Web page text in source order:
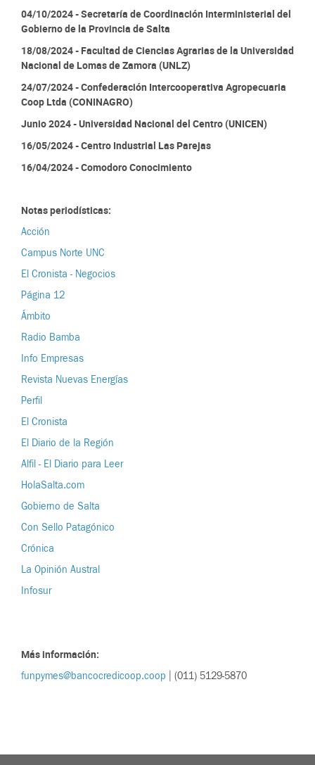
04/10/2024 - Secretaría de Coordinación Interministerial del
Gobierno de la Provincia de Salta
18/08/2024 - Facultad de Ciencias Agrarias de la Universidad
Nacional de Lomas de Zamora (UNLZ)
24/07/2024 - Confederación Intercooperativa Agropecuaria
Coop Ltda (CONINAGRO)
Junio 2024 - Universidad Nacional del Centro (UNICEN)
16/05/2024 - Centro Industrial Las Parejas
16/04/2024 - Comodoro Conocimiento
Notas periodísticas:
Acción
Campus Norte UNC
El Cronista - Negocios
Página 12
Ámbito
Radio Bamba
Info Empresas
Revista Nuevas Energías
Perfil
El Cronista
El Diario de la Región
Alfil - El Diario para Leer
HolaSalta.com
Gobierno de Salta
Con Sello Patagónico
Crónica
La Opinión Austral
Infosur
Más información:
funpymes@bancocredicoop.coop | (011) 5129-5870